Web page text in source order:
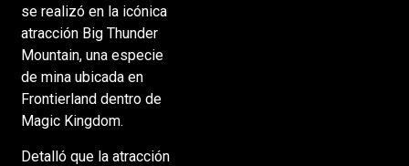
se realizó en la icónica
atracción Big Thunder
Mountain, una especie
de mina ubicada en
Frontierland dentro de
Magic Kingdom.
Detalló que la atracción